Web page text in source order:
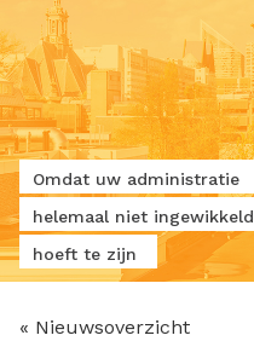
Omdat uw administratie
helemaal niet ingewikkeld
hoeft te zijn
« Nieuwsoverzicht